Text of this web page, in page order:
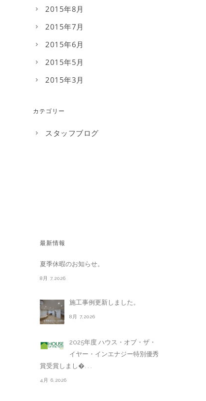
2015年8月
2015年7月
2015年6月
2015年5月
2015年3月
カテゴリー
スタッフブログ
最新情報
夏季休暇のお知らせ。
8月 7,2026
施工事例更新しました。
8月 7,2026
2025年度 ハウス・オブ・ザ・
イヤー・インエナジー特別優秀
賞受賞しまし�. . .
4月 6,2026